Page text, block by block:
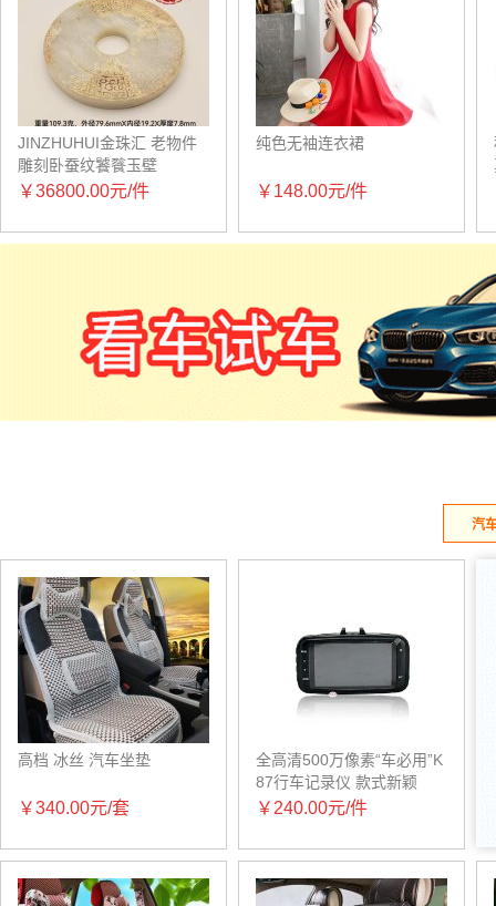
JINZHUHUI金珠汇 老物件
雕刻卧蚕纹饕餮玉壁
￥36800.00元/件
纯色无袖连衣裙
￥148.00元/件
汽
高档 冰丝 汽车坐垫
￥340.00元/套
全高清500万像素“车必用”K
87行车记录仪 款式新颖
￥240.00元/件